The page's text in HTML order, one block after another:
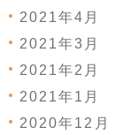
2021年4月
2021年3月
2021年2月
2021年1月
2020年12月